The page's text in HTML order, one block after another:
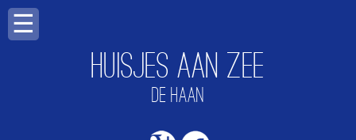
☰
Huisjes aan zee
DE HAAN